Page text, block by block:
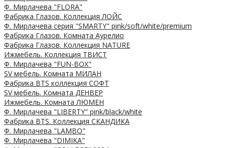
Ф. Мирлачева "FLORA"
Фабрика Глазов. Коллекция ЛОЙС
Ф. Мирлачева серия "SMARTY" pink/soft/white/premium
Фабрика Глазов. Комната Аурелио
Фабрика Глазов. Коллекция NATURE
Ижмебель. Коллекция ТВИСТ
Ф. Мирлачева "FUN-BOX"
SV мебель. Комната МИЛАН
Фабрика BTS коллекция СОФТ
SV мебель. Комната ДЕНВЕР
Ижмебель. Комната ЛЮМЕН
Ф. Мирлачева "LIBERTY" pink/black/white
Фабрика BTS. Коллекция СКАНДИКА
Ф. Мирлачева "LAMBO"
Ф. Мирлачева "DIMIKA"